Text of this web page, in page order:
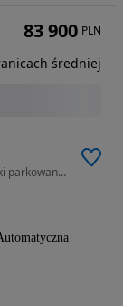
999 cm3 • 110 KM • 1.0 TSI Life DSG SalonPL Czujniki parkowania FV23% ASO Bezwypadkowy
83 900 PLN
średniej